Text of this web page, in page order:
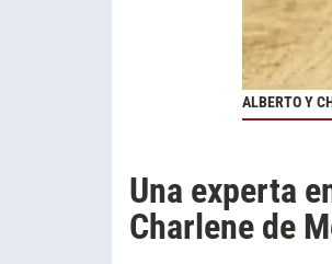
ALBERTO Y
Una experta
Charlene de